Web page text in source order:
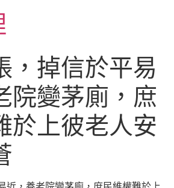
，掉信於平易
院變茅廁，庶
於上彼老人安